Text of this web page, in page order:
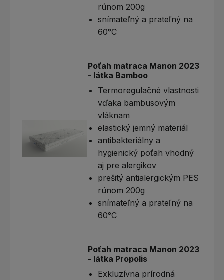
rúnom 200g
snímateľný a prateľný na
60°C
Poťah matraca Manon 2023
- látka Bamboo
Termoregulačné vlastnosti
vďaka bambusovým
vláknam
elastický jemný materiál
antibakteriálny a
hygienický poťah vhodný
aj pre alergikov
prešitý antialergickým PES
rúnom 200g
snímateľný a prateľný na
60°C
Poťah matraca Manon 2023
- látka Propolis
Exkluzívna prírodná